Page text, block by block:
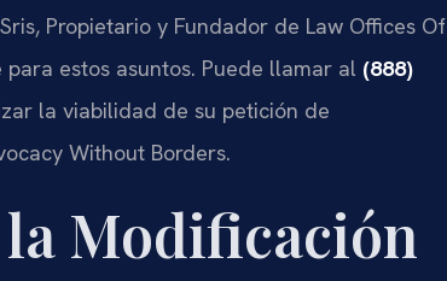
Propietario y Fundador de Law Offices Of
estos asuntos. Puede llamar al (888)
la viabilidad de su petición de
Without Borders.
Modificación